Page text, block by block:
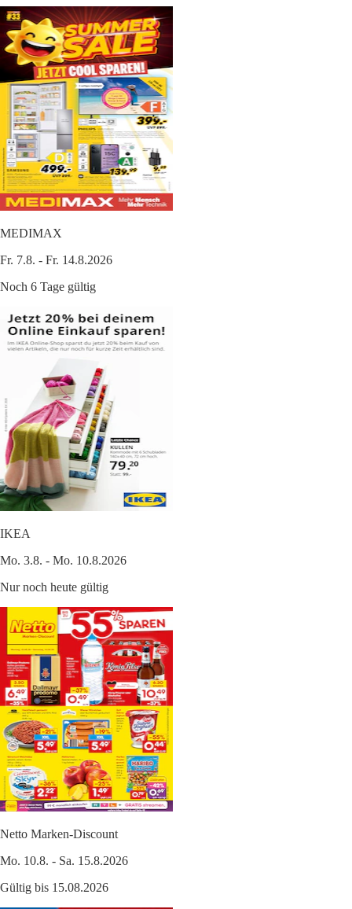
MEDIMAX
Fr. 7.8. - Fr. 14.8.2026
Noch 6 Tage gültig
IKEA
Mo. 3.8. - Mo. 10.8.2026
Nur noch heute gültig
Netto Marken-Discount
Mo. 10.8. - Sa. 15.8.2026
Gültig bis 15.08.2026